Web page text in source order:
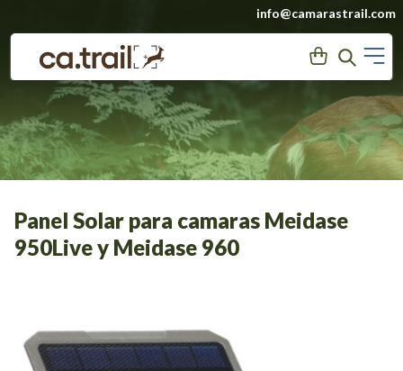
contenido
info@camarastrail.com
User Search
Panel Solar para camaras Meidase
950Live y Meidase 960